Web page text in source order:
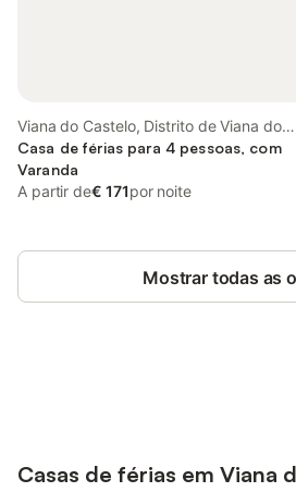
Viana do Castelo, Distrito de Viana do
Castelo
Casa de férias para 4 pessoas, com
Varanda
A partir de€ 171por noite
Mostrar todas as
Casas de férias em Viana